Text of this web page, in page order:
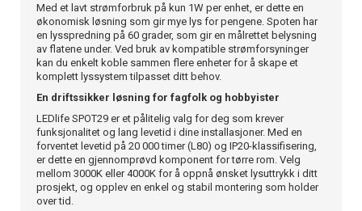
Med et lavt strømforbruk på kun 1W per enhet, er dette en
økonomisk løsning som gir mye lys for pengene. Spoten har
en lysspredning på 60 grader, som gir en målrettet belysning
av flatene under. Ved bruk av kompatible strømforsyninger
kan du enkelt koble sammen flere enheter for å skape et
komplett lyssystem tilpasset ditt behov.
En driftssikker løsning for fagfolk og hobbyister
LEDlife SPOT29 er et pålitelig valg for deg som krever
funksjonalitet og lang levetid i dine installasjoner. Med en
forventet levetid på 20 000 timer (L80) og IP20-klassifisering,
er dette en gjennomprøvd komponent for tørre rom. Velg
mellom 3000K eller 4000K for å oppnå ønsket lysuttrykk i ditt
prosjekt, og opplev en enkel og stabil montering som holder
over tid.